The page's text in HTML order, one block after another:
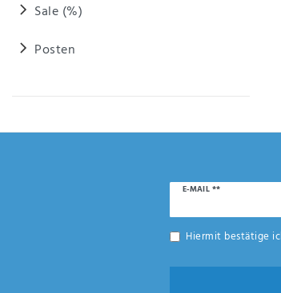
Sale (%)
Posten
E-MAIL **
Newsletter
Hiermit bestätige